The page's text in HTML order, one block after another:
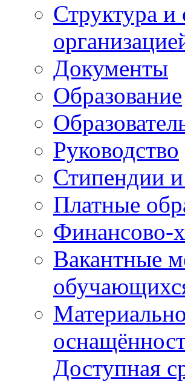
Структура и
Документы
Образование
Руководство
Стипендии
Платные
Финансово-
Вакантные
Доступная